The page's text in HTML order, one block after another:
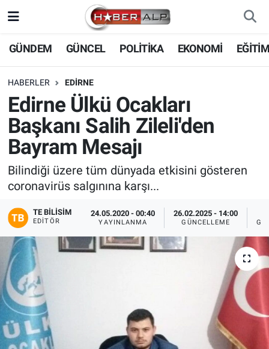
GÜNDEM GÜNCEL POLİTİKA EKONOMİ
HABERLER EDIRNE
Edirne Ülkü Ocakları
Başkanı Salih Zileli'den
Bayram Mesajı
Bilindiği üzere tüm dünyada etkisini gösteren
coronavirüs salgınına karşı...
TE BILISIM
EDITÖR
24.05.2020 - 00:40
YAYINLANMA
26.02.2025 - 14:00
GÜNCELLEME
Nöbetçi Eczaneler
Hava Durumu
Trafik Durumu
Süper Lig Puan Durumu ve Fikstür
Tüm Manşetler